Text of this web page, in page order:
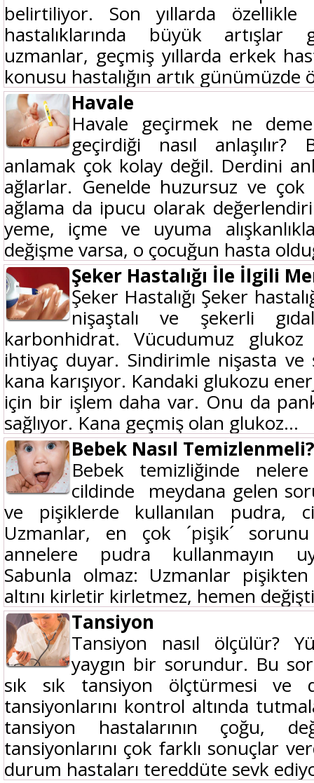
belirtiliyor. Son yıllarda özellikle
hastalıklarında büyük artışlar
uzmanlar, geçmiş yıllarda erkek
konusu hastalığın artık günümüzde
Havale
Havale geçirmek ne
geçirdiği nasıl anlaşılır?
anlamak çok kolay değil. Derdini
ağlarlar. Genelde huzursuz ve
ağlama da ipucu olarak
yeme, içme ve uyuma
değişme varsa, o çocuğun hasta
Şeker Hastalığı İle İlgili
Şeker Hastalığı Şeker
nişaştalı ve şekerli
karbonhidrat. Vücudumuz
ihtiyaç duyar. Sindirimle nişasta
kana karışıyor. Kandaki glukozu
için bir işlem daha var. Onu da
sağlıyor. Kana geçmiş olan glukoz...
Bebek Nasıl Temizlenmeli?
Bebek temizliğinde
cildinde meydana gelen
ve pişiklerde kullanılan pudra,
Uzmanlar, en çok ´pişik´ sorunu
annelere pudra kullanmayın
Sabunla olmaz: Uzmanlar
altını kirletir kirletmez, hemen
Tansiyon
Tansiyon nasıl ölçülür?
yaygın bir sorundur. Bu
sık sık tansiyon ölçtürmesi ve
tansiyonlarını kontrol altında
tansiyon hastalarının çoğu,
tansiyonlarını çok farklı sonuçlar
durum hastaları tereddüte sevk